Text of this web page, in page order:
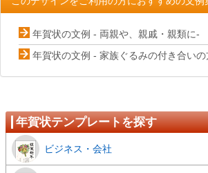
年賀状の文例 - 両親や、親戚・親類に-
年賀状の文例 - 家族ぐるみの付き合いの
年賀状テンプレートを探す
ビジネス・会社